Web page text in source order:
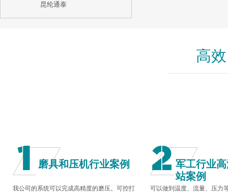
昆纶通泰
高
磨具和压机行业案例
我公司的系统可以完成高精度的磨压。可控打
军工行业
站案例
可以做到温度、流量、压力